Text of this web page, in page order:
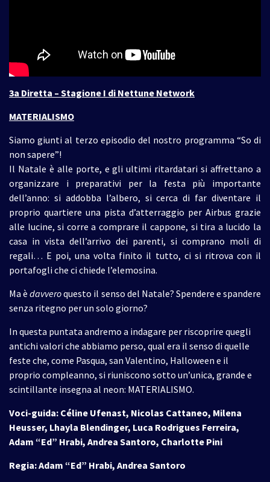
3a Diretta – Stagione I di Nettune Network
MATERIALISMO
Siamo giunti al terzo episodio del nostro programma “So di
non sapere”!
Il Natale è alle porte, e gli ultimi ritardatari si affrettano a
organizzare i preparativi per la festa più importante
dell’anno: si addobba l’albero, si cerca di far diventare il
proprio quartiere una pista d’atterraggio per Airbus grazie
alle lucine, si corre a comprare il cappone, si tira a lucido la
casa in vista dell’arrivo dei parenti, si comprano moli di
regali… E poi, una volta finito il tutto, ci si ritrova con il
portafogli che ci chiede l’elemosina.
Ma èdavveroquesto il senso del Natale? Spendere e spandere
senza ritegno per un solo giorno?
In questa puntata andremo a indagare per riscoprire quegli
antichi valori che abbiamo perso, qual era il senso di quelle
feste che, come Pasqua, san Valentino, Halloween e il
proprio compleanno, si riuniscono sotto un’unica, grande e
scintillante insegna al neon: MATERIALISMO.
Voci-guida: Céline Ufenast, Nicolas Cattaneo, Milena
Heusser, Lhayla Blendinger, Luca Rodrigues Ferreira,
Adam “Ed” Hrabi, Andrea Santoro, Charlotte Pini
Regia: Adam “Ed” Hrabi, Andrea Santoro